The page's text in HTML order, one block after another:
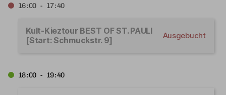
16:00 - 17:40
Kult-Kieztour BEST OF ST. PAULI
[Start: Schmuckstr. 9]
Ausgebucht
18:00 - 19:40